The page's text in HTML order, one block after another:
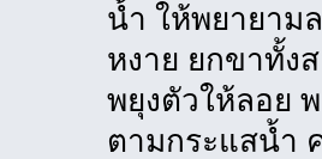
น้ำ ให้พยายาม
หงาย ยกขาทั้ง
พยุงตัวให้ลอย
ตามกระแสน้ำ